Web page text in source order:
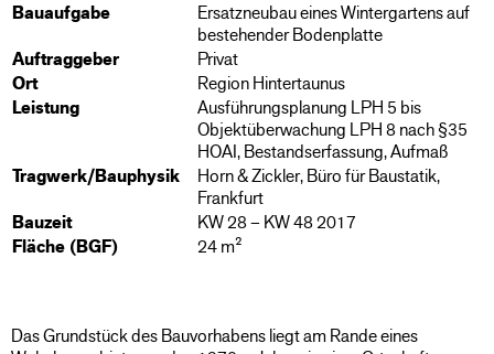
Bauaufgabe
Ersatzneubau eines Wintergartens auf
bestehender Bodenplatte
Auftraggeber
Privat
Ort
Region Hintertaunus
Leistung
Ausführungsplanung LPH 5 bis
Objektüberwachung LPH 8 nach §35
HOAI, Bestandserfassung, Aufmaß
Tragwerk/Bauphysik
Horn & Zickler, Büro für Baustatik,
Frankfurt
Bauzeit
KW 28 – KW 48 2017
Fläche (BGF)
24 m²
Das Grundstück des Bauvorhabens liegt am Rande eines